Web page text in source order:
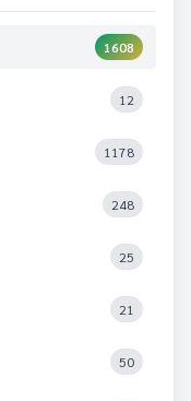
1608
12
1178
248
25
21
50